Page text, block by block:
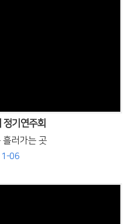
기연주회
흘러가는 곳
06